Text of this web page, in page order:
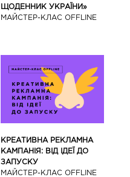
ЩОДЕННИК УКРАЇНИ»
МАЙCТЕР-КЛАС OFFLINE
КРЕАТИВНА РЕКЛАМНА
КАМПАНІЯ: ВІД ІДЕЇ ДО
ЗАПУСКУ
МАЙCТЕР-КЛАС OFFLINE